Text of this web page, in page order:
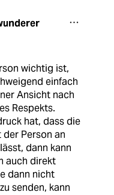
wichtig ist,
einfach
Ansicht nach
Respekts.
hat, dass die
Person an
dann kann
auch direkt
dann nicht
senden, kann